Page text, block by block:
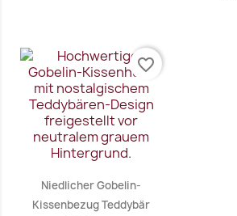
Vorschau
Niedlicher Gobelin-
Kissenbezug Teddybär
favorite_border